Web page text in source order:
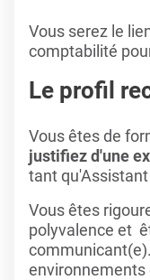
Vous serez le
comptabilité
Le profil
Vous êtes de
justifiez d'une
tant qu'Assistant
Vous êtes
polyvalence et
environnements